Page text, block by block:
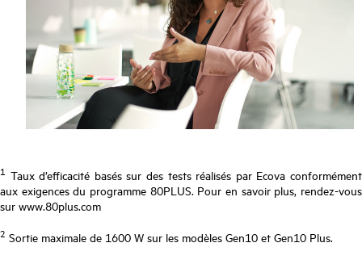
1 Taux d’efficacité basés sur des tests réalisés par Ecova conformément
aux exigences du programme 80PLUS. Pour en savoir plus, rendez-vous
sur www.80plus.com
2 Sortie maximale de 1600 W sur les modèles Gen10 et Gen10 Plus.